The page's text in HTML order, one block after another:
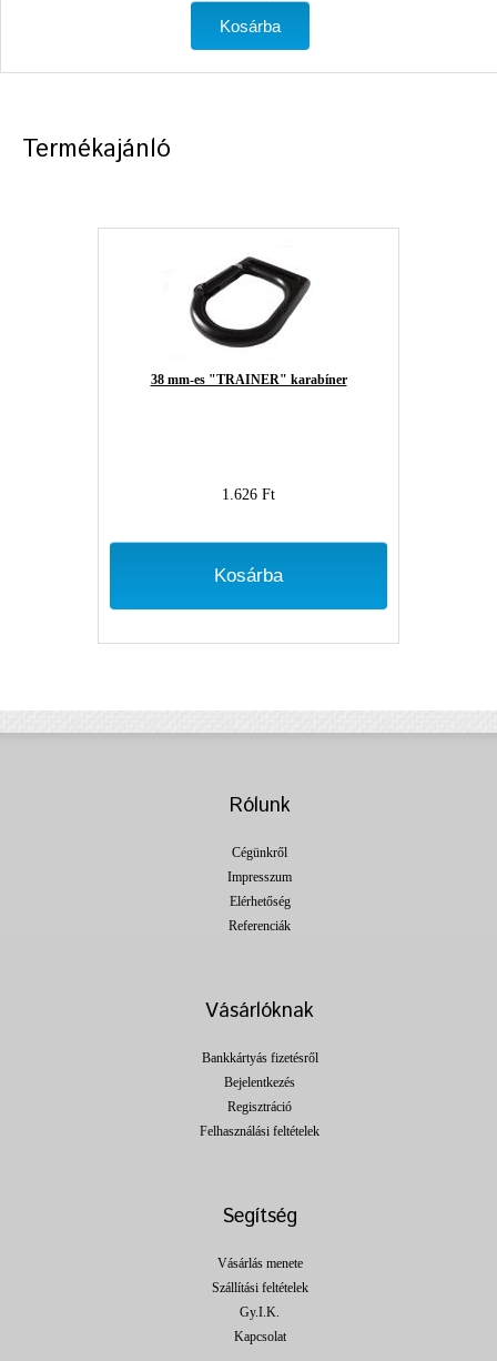
Termékajánló
38 mm-es "TRAINER" karabíner
1.626 Ft
Kosárba
Rólunk
Cégünkről
Impresszum
Elérhetőség
Referenciák
Vásárlóknak
Bankkártyás fizetésről
Bejelentkezés
Regisztráció
Felhasználási feltételek
Segítség
Vásárlás menete
Szállítási feltételek
Gy.I.K.
Kapcsolat